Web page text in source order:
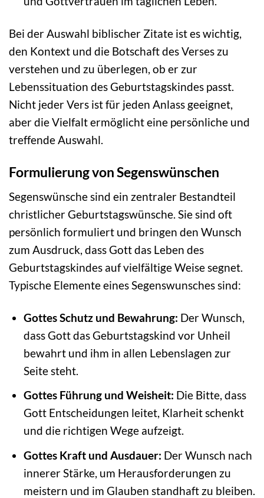
Bei der Auswahl biblischer Zitate ist es wichtig,
den Kontext und die Botschaft des Verses zu
verstehen und zu überlegen, ob er zur
Lebenssituation des Geburtstagskindes passt.
Nicht jeder Vers ist für jeden Anlass geeignet,
aber die Vielfalt ermöglicht eine persönliche und
treffende Auswahl.
Formulierung von Segenswünschen
Segenswünsche sind ein zentraler Bestandteil
christlicher Geburtstagswünsche. Sie sind oft
persönlich formuliert und bringen den Wunsch
zum Ausdruck, dass Gott das Leben des
Geburtstagskindes auf vielfältige Weise segnet.
Typische Elemente eines Segenswunsches sind:
Gottes Schutz und Bewahrung: Der Wunsch,
dass Gott das Geburtstagskind vor Unheil
bewahrt und ihm in allen Lebenslagen zur
Seite steht.
Gottes Führung und Weisheit: Die Bitte, dass
Gott Entscheidungen leitet, Klarheit schenkt
und die richtigen Wege aufzeigt.
Gottes Kraft und Ausdauer: Der Wunsch nach
innerer Stärke, um Herausforderungen zu
meistern und im Glauben standhaft zu bleiben.